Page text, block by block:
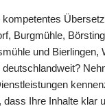
kompetentes
Burgmühle,
und Bierlingen,
dass Ihre Inhalte klar